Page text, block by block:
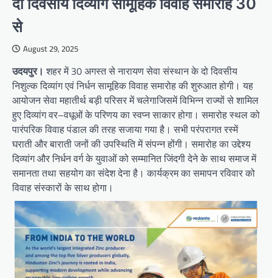
से
August 29, 2025
उदयपुर। शहर में 30 अगस्त से नारायण सेवा संस्थान के दो दिवसीय
निशुल्क दिव्यांग एवं निर्धन सामूहिक विवाह समारोह की शुरुआत होगी। यह
आयोजन सेवा महातीर्थ बड़ी परिसर में चलेगाजिसमें विभिन्न राज्यों से शामिल
हुए दिव्यांग वर–वधूओं के परिणय का स्वप्न साकार होगा। समारोह स्थल को
पारंपरिक विवाह पंडाल की तरह सजाया गया है। सभी परंपरागत रस्में
घराती और बाराती जनों की उपस्थिति में संपन्न होंगी। समारोह का उद्देश्य
दिव्यांग और निर्धन वर्ग के युवाओं को सम्मानित जिंदगी देने के साथ समाज में
समानता तथा सहयोग का संदेश देना है। कार्यक्रम का समापन रविवार को
विवाह संस्कारों के साथ होगा।